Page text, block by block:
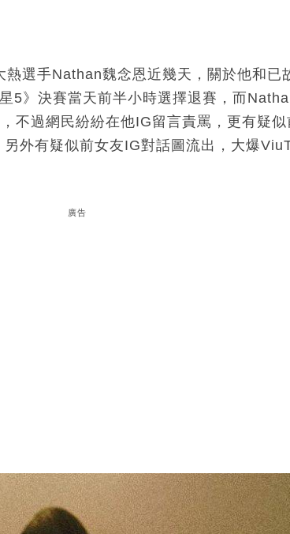
選手Nathan魏念恩近幾天，關於他和已
5》決賽當天前半小時選擇退賽，而
不過網民紛紛在他IG留言責罵，更有疑似
外有疑似前女友IG對話圖流出，大爆
廣告